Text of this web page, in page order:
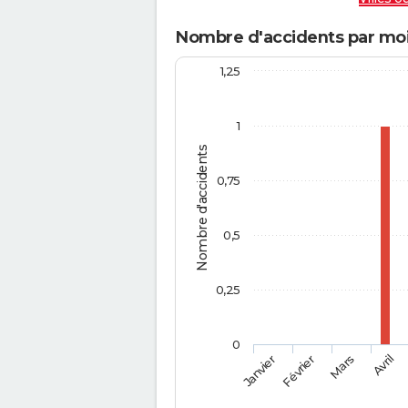
Nombre d'accidents par
Nombre d'accidents
JanvierFévrier Mars Avril
0
1
0,25
0,5
0,75
1,25